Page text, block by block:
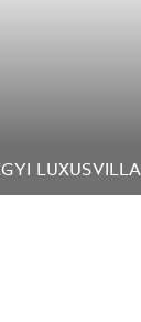
LUXUSVILLA